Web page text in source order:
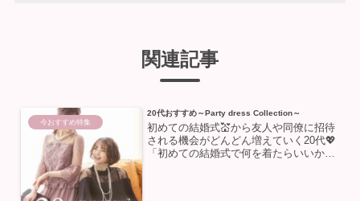
関連記事
今おすすめ特集
20代おすすめ～Party dress Collection～
初めての結婚式💒から友人や同僚に招待
される機会がどんどん増えていく20代💖
「初めての結婚式で何を着たらいいかわ